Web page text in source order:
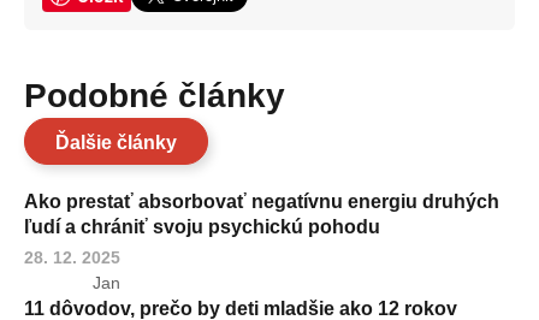
Podobné články
Ďalšie články
Ako prestať absorbovať negatívnu energiu druhých
ľudí a chrániť svoju psychickú pohodu
28. 12. 2025
Jan
11 dôvodov, prečo by deti mladšie ako 12 rokov